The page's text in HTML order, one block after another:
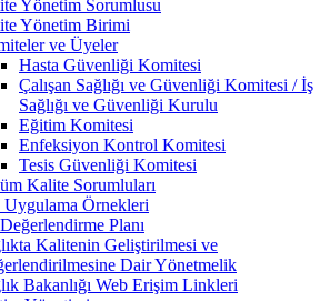
Yönetim Sorumlusu
Yönetim Birimi
ve Üyeler
Hasta Güvenliği Komitesi
Çalışan Sağlığı ve Güvenliği Komitesi / İş
Sağlığı ve Güvenliği Kurulu
Eğitim Komitesi
Enfeksiyon Kontrol Komitesi
Tesis Güvenliği Komitesi
Kalite Sorumluları
Uygulama Örnekleri
Planı
Kalitenin Geliştirilmesi ve
Dair Yönetmelik
Bakanlığı Web Erişim Linkleri